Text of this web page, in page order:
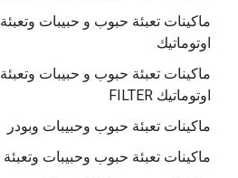
ماكينات تعبئة حبوب و حبيبات
اوتوماتيك
ماكينات تعبئة حبوب و حبيبات
اوتوماتيك FILTER
ماكينات تعبئة حبوب وحبيبات وبودر
ماكينات تعبئة حبوب وحبيبات